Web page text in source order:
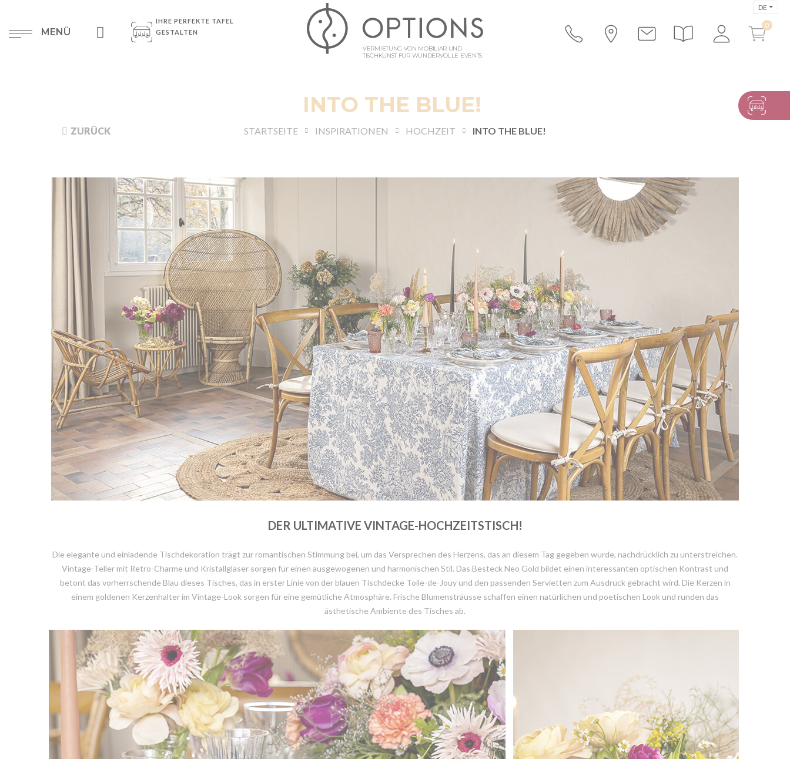
MENÜ
IHRE PERFEKTE TAFEL
GESTALTEN
VERMIETUNG VON MOBILIAR UND
TISCHKUNST FÜR WUNDERVOLLE EVENTS
DE
INTO THE BLUE!
ZURÜCK STARTSEITE INSPIRATIONEN HOCHZEIT INTO THE BLUE!
DER ULTIMATIVE VINTAGE-HOCHZEITSTISCH!
Die elegante und einladende Tischdekoration trägt zur romantischen Stimmung bei, um das Versprechen des Herzens, das an diesem Tag gegeben wurde, nachdrücklich zu unterstreichen.
Vintage-Teller mit Retro-Charme und Kristallgläser sorgen für einen ausgewogenen und harmonischen Stil. Das Besteck Neo Gold bildet einen interessanten optischen Kontrast und
betont das vorherrschende Blau dieses Tisches, das in erster Linie von der blauen Tischdecke Toile-de-Jouy und den passenden Servietten zum Ausdruck gebracht wird. Die Kerzen in
einem goldenen Kerzenhalter im Vintage-Look sorgen für eine gemütliche Atmosphäre. Frische Blumensträusse schaffen einen natürlichen und poetischen Look und runden das
ästhetische Ambiente des Tisches ab.